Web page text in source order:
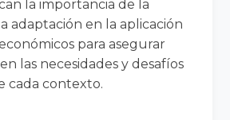
la importancia de la
adaptación en la aplicación
para asegurar
las necesidades y desafíos
cada contexto.